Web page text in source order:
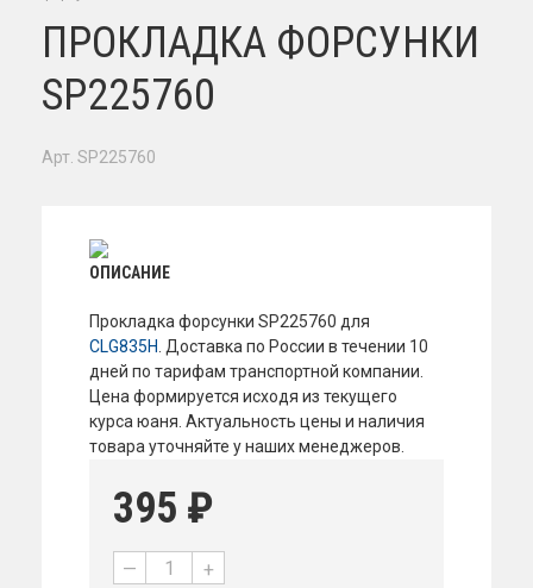
ПРОКЛАДКА ФОРСУНКИ
SP225760
Арт. SP225760
ОПИСАНИЕ
Прокладка форсунки SP225760 для
CLG835H . Доставка по России в течении 10
дней по тарифам транспортной компании.
Цена формируется исходя из текущего
курса юаня. Актуальность цены и наличия
товара уточняйте у наших менеджеров.
395 ₽
— +